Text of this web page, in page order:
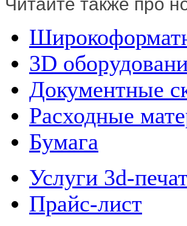
3D
Документные
Расходные
Бумага
Услуги 3d-
Прайс-лист